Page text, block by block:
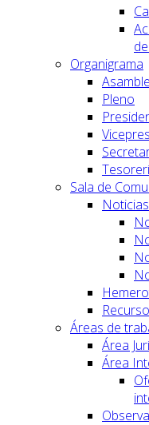
Organigrama
Pleno
Sala de
Noticias
Áreas de
Área
Área